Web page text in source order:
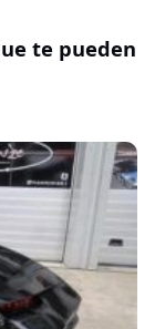
te pueden